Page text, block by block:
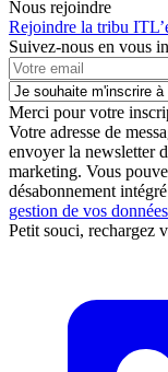
Nous rejoindre
Rejoindre la tribu IT
Suivez-nous en vous
Merci pour votre
Votre adresse de
envoyer la newsletter
marketing. Vous
désabonnement
gestion de vos
Petit souci, rechargez